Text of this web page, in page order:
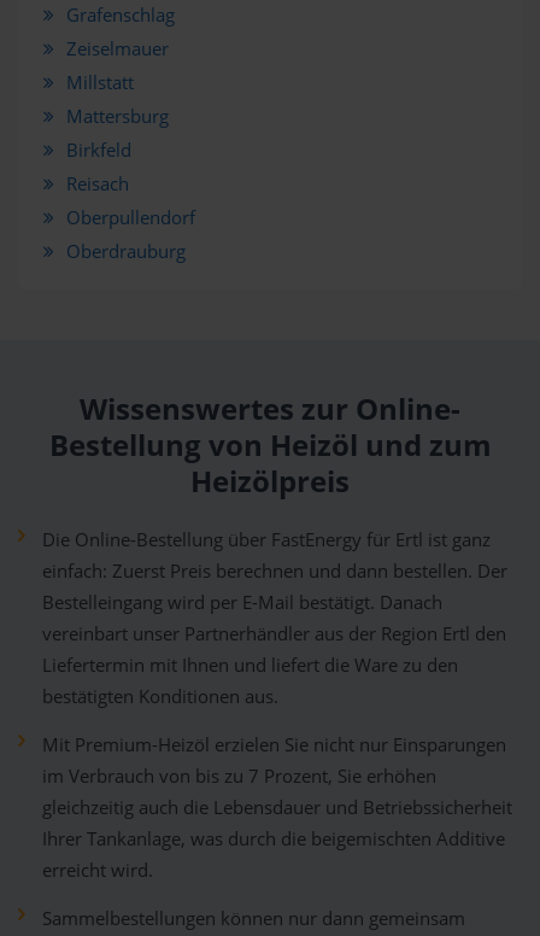
Grafenschlag
Zeiselmauer
Millstatt
Mattersburg
Birkfeld
Reisach
Oberpullendorf
Oberdrauburg
Wissenswertes zur Online-
Bestellung von Heizöl und zum
Heizölpreis
Die Online-Bestellung über FastEnergy für Ertl ist ganz
einfach: Zuerst Preis berechnen und dann bestellen. Der
Bestelleingang wird per E-Mail bestätigt. Danach
vereinbart unser Partnerhändler aus der Region Ertl den
Liefertermin mit Ihnen und liefert die Ware zu den
bestätigten Konditionen aus.
Mit Premium-Heizöl erzielen Sie nicht nur Einsparungen
im Verbrauch von bis zu 7 Prozent, Sie erhöhen
gleichzeitig auch die Lebensdauer und Betriebssicherheit
Ihrer Tankanlage, was durch die beigemischten Additive
erreicht wird.
Sammelbestellungen können nur dann gemeinsam